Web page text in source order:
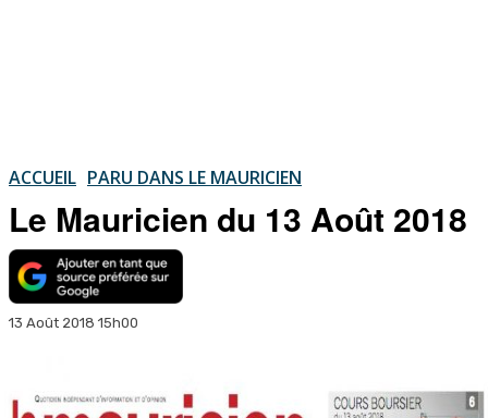
ACCUEIL PARU DANS LE MAURICIEN
Le Mauricien du 13 Août 2018
13 Août 2018 15h00